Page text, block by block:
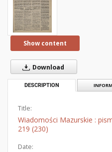
Show content
Download
DESCRIPTION
Title:
Wiadomości Mazurskie :
219 (230)
Date: